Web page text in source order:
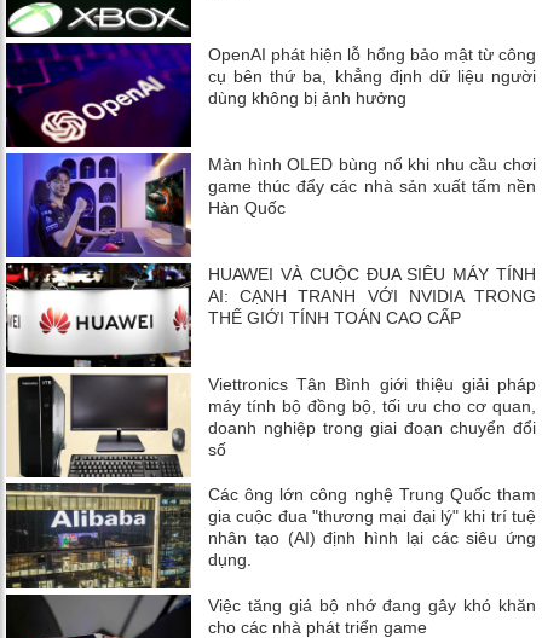
OpenAI phát hiện lỗ hổng bảo mật từ công
cụ bên thứ ba, khẳng định dữ liệu người
dùng không bị ảnh hưởng
Màn hình OLED bùng nổ khi nhu cầu chơi
game thúc đẩy các nhà sản xuất tấm nền
Hàn Quốc
HUAWEI VÀ CUỘC ĐUA SIÊU MÁY TÍNH
AI: CẠNH TRANH VỚI NVIDIA TRONG
THẾ GIỚI TÍNH TOÁN CAO CẤP
Viettronics Tân Bình giới thiệu giải pháp
máy tính bộ đồng bộ, tối ưu cho cơ quan,
doanh nghiệp trong giai đoạn chuyển đổi
số
Các ông lớn công nghệ Trung Quốc tham
gia cuộc đua "thương mại đại lý" khi trí tuệ
nhân tạo (AI) định hình lại các siêu ứng
dụng.
Việc tăng giá bộ nhớ đang gây khó khăn
cho các nhà phát triển game